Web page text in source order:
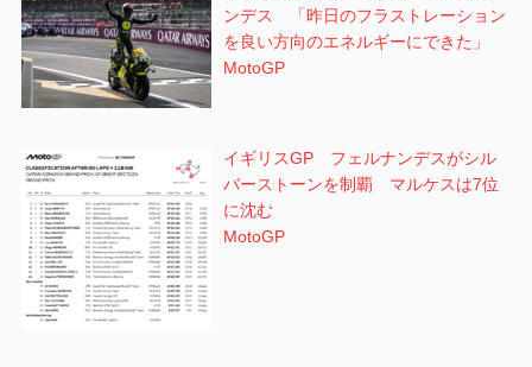
ンデス 「昨日のフラストレーション
を良い方向のエネルギーにできた」
MotoGP
イギリスGP フェルナンデスがシル
バーストーンを制覇 マルケスは7位
に沈む
MotoGP